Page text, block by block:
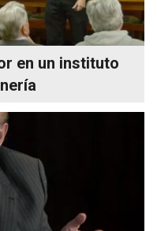
en un instituto